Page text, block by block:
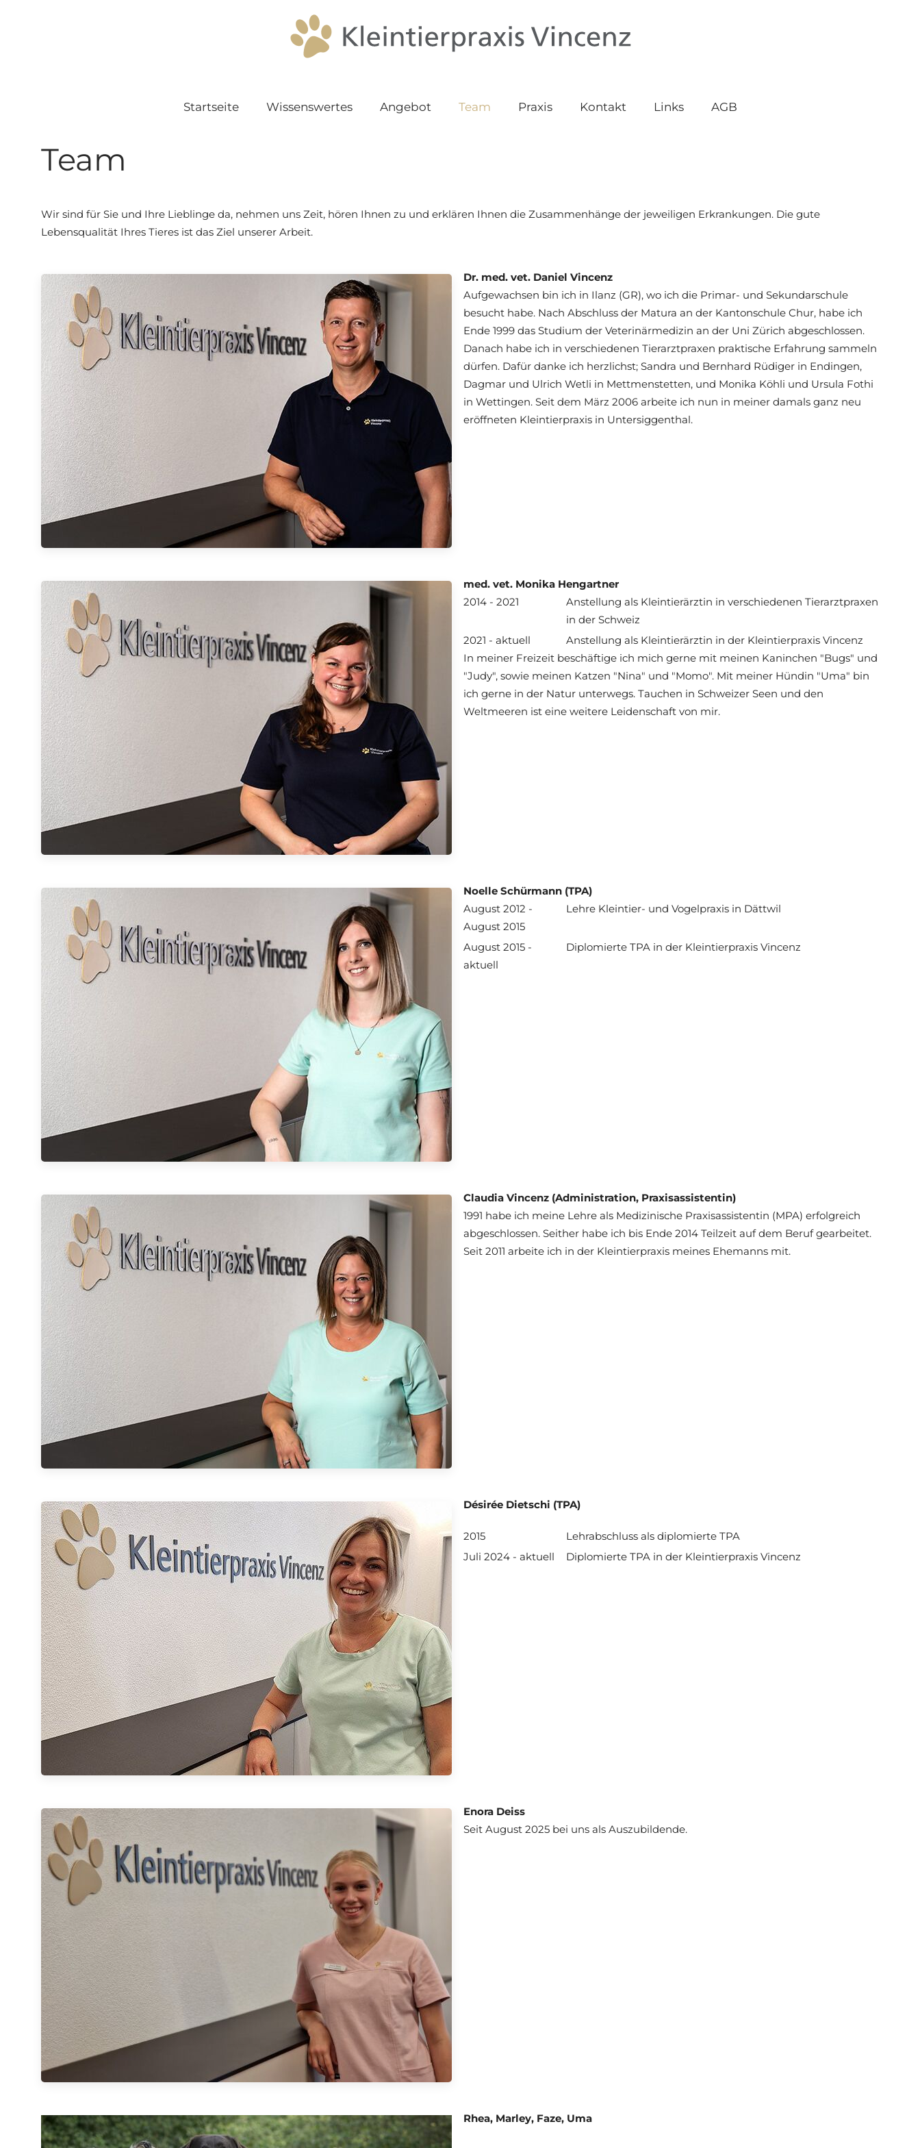
Startseite Wissenswertes Angebot Team Praxis Kontakt Links AGB
Team
Wir sind für Sie und Ihre Lieblinge da, nehmen uns Zeit, hören Ihnen zu und erklären Ihnen die Zusammenhänge der jeweiligen Erkrankungen. Die gute
Lebensqualität Ihres Tieres ist das Ziel unserer Arbeit.
Dr. med. vet. Daniel Vincenz
Aufgewachsen bin ich in Ilanz (GR), wo ich die Primar- und Sekundarschule
besucht habe. Nach Abschluss der Matura an der Kantonschule Chur, habe ich
Ende 1999 das Studium der Veterinärmedizin an der Uni Zürich abgeschlossen.
Danach habe ich in verschiedenen Tierarztpraxen praktische Erfahrung sammeln
dürfen. Dafür danke ich herzlichst; Sandra und Bernhard Rüdiger in Endingen,
Dagmar und Ulrich Wetli in Mettmenstetten, und Monika Köhli und Ursula Fothi
in Wettingen. Seit dem März 2006 arbeite ich nun in meiner damals ganz neu
eröffneten Kleintierpraxis in Untersiggenthal.
med. vet. Monika Hengartner
2014 - 2021
Anstellung als Kleintierärztin in verschiedenen Tierarztpraxen
in der Schweiz
2021 - aktuell
Anstellung als Kleintierärztin in der Kleintierpraxis Vincenz
In meiner Freizeit beschäftige ich mich gerne mit meinen Kaninchen "Bugs" und
"Judy", sowie meinen Katzen "Nina" und "Momo". Mit meiner Hündin "Uma" bin
ich gerne in der Natur unterwegs. Tauchen in Schweizer Seen und den
Weltmeeren ist eine weitere Leidenschaft von mir.
Noelle Schürmann (TPA)
August 2012 -
August 2015
Lehre Kleintier- und Vogelpraxis in Dättwil
August 2015 -
aktuell
Diplomierte TPA in der Kleintierpraxis Vincenz
Claudia Vincenz (Administration, Praxisassistentin)
1991 habe ich meine Lehre als Medizinische Praxisassistentin (MPA) erfolgreich
abgeschlossen. Seither habe ich bis Ende 2014 Teilzeit auf dem Beruf gearbeitet.
Seit 2011 arbeite ich in der Kleintierpraxis meines Ehemanns mit.
Désirée Dietschi (TPA)
2015
Lehrabschluss als diplomierte TPA
Juli 2024 - aktuell
Diplomierte TPA in der Kleintierpraxis Vincenz
Enora Deiss
Seit August 2025 bei uns als Auszubildende.
Rhea, Marley, Faze, Uma